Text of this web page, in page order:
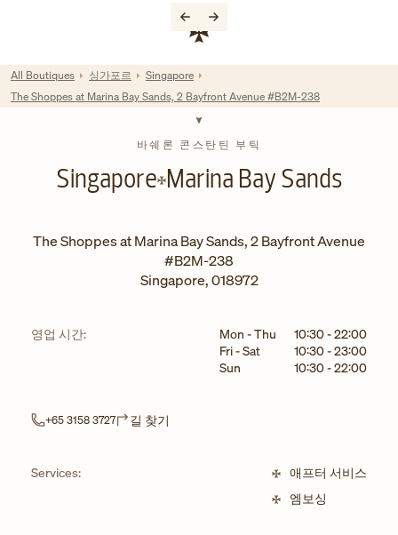
Return to Nav
바쉐론 콘스탄틴 부틱
Singapore Marina Bay Sands
The Shoppes at Marina Bay Sands, 2 Bayfront Avenue
#B2M-238
Singapore,018972
영업 시간: 요일 시간
Mon - Thu 10:30-22:00
Fri - Sat
10:30-23:00
Sun
10:30-22:00
+65 3158 3727 길 찾기
Services:
애프터 서비스
엠보싱
All Boutiques 싱가포르
Singapore
The Shoppes at Marina Bay Sands, 2 Bayfront Avenue #B2M-238